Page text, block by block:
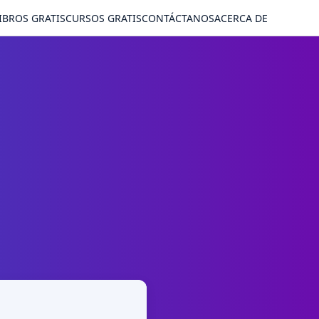
GRATISCURSOS GRATISCONTÁCTANOSACERCA DE